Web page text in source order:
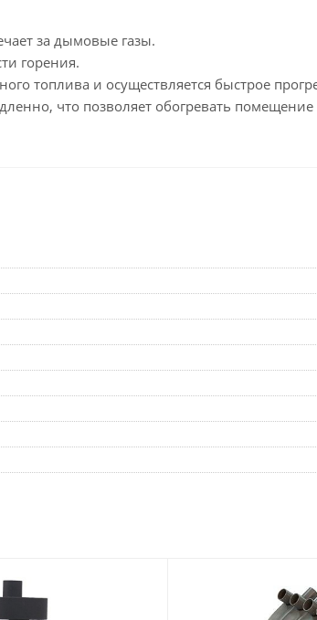
за дымовые газы.
горения.
топлива и осуществляется быстрое
что позволяет обогревать